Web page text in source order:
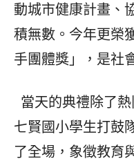
動城市健康計畫、
積無數。今年更榮
手團體獎」，是社
當天的典禮除了
七賢國小學生打鼓
了全場，象徵教育